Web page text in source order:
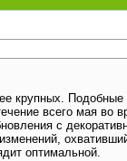
крупных. Подобные
всего мая во
с
оптимальной.